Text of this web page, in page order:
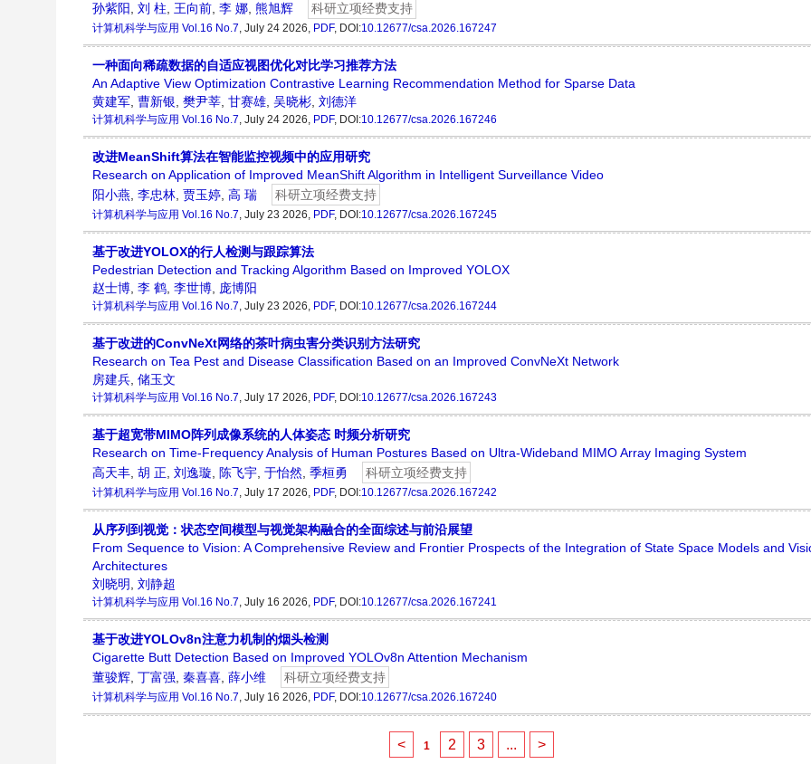
孙紫阳, 刘 柱, 王向前, 李 娜, 熊旭辉 科研立项经费支持
计算机科学与应用 Vol.16 No.7, July 24 2026, PDF, DOI:10.12677/csa.2026.167247
一种面向稀疏数据的自适应视图优化对比学习推荐方法
An Adaptive View Optimization Contrastive Learning Recommendation Method for Sparse Data
黄建军, 曹新银, 樊尹莘, 甘赛雄, 吴晓彬, 刘德洋
计算机科学与应用 Vol.16 No.7, July 24 2026, PDF, DOI:10.12677/csa.2026.167246
改进MeanShift算法在智能监控视频中的应用研究
Research on Application of Improved MeanShift Algorithm in Intelligent Surveillance Video
阳小燕, 李忠林, 贾玉婷, 高 瑞 科研立项经费支持
计算机科学与应用 Vol.16 No.7, July 23 2026, PDF, DOI:10.12677/csa.2026.167245
基于改进YOLOX的行人检测与跟踪算法
Pedestrian Detection and Tracking Algorithm Based on Improved YOLOX
赵士博, 李 鹤, 李世博, 庞博阳
计算机科学与应用 Vol.16 No.7, July 23 2026, PDF, DOI:10.12677/csa.2026.167244
基于改进的ConvNeXt网络的茶叶病虫害分类识别方法研究
Research on Tea Pest and Disease Classification Based on an Improved ConvNeXt Network
房建兵, 储玉文
计算机科学与应用 Vol.16 No.7, July 17 2026, PDF, DOI:10.12677/csa.2026.167243
基于超宽带MIMO阵列成像系统的人体姿态 时频分析研究
Research on Time-Frequency Analysis of Human Postures Based on Ultra-Wideband MIMO Array Imaging System
高天丰, 胡 正, 刘逸璇, 陈飞宇, 于怡然, 季桓勇 科研立项经费支持
计算机科学与应用 Vol.16 No.7, July 17 2026, PDF, DOI:10.12677/csa.2026.167242
从序列到视觉：状态空间模型与视觉架构融合的全面综述与前沿展望
From Sequence to Vision: A Comprehensive Review and Frontier Prospects of the Integration of State Space Models and
Architectures
刘晓明, 刘静超
计算机科学与应用 Vol.16 No.7, July 16 2026, PDF, DOI:10.12677/csa.2026.167241
基于改进YOLOv8n注意力机制的烟头检测
Cigarette Butt Detection Based on Improved YOLOv8n Attention Mechanism
董骏辉, 丁富强, 秦喜喜, 薛小维 科研立项经费支持
计算机科学与应用 Vol.16 No.7, July 16 2026, PDF, DOI:10.12677/csa.2026.167240
< 1 2 3 ... >